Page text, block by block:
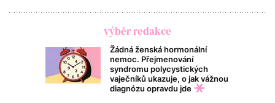
výběr redakce
Žádná ženská hormonální
nemoc. Přejmenování
syndromu polycystických
vaječníků ukazuje, o jak vážnou
diagnózu opravdu jde